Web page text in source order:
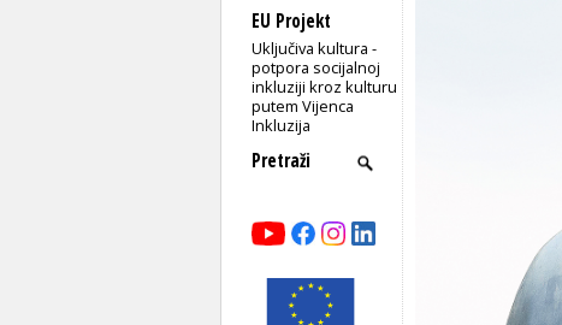
EU Projekt
Uključiva kultura -
potpora socijalnoj
inkluziji kroz kulturu
putem Vijenca
Inkluzija